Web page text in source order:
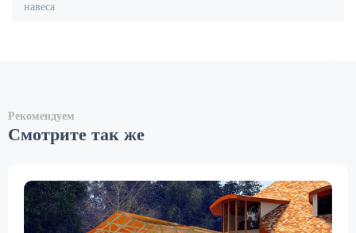
навеса
Рекомендуем
Смотрите так же